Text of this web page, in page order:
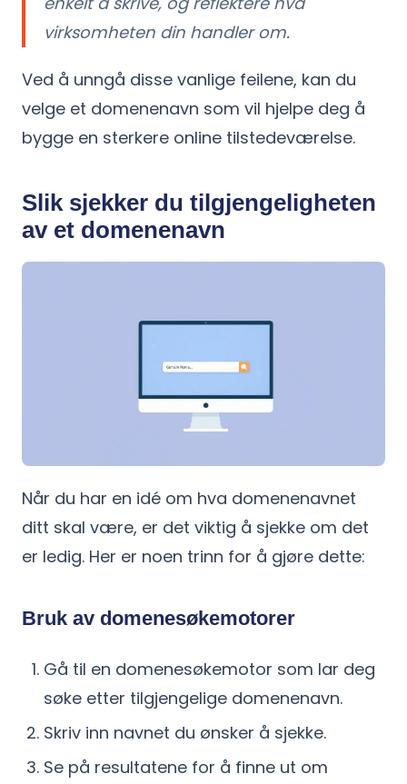
virksomheten din handler om.
Ved å unngå disse vanlige feilene, kan du
velge et domenenavn som vil hjelpe deg å
bygge en sterkere online tilstedeværelse.
Slik sjekker du tilgjengeligheten
av et domenenavn
Når du har en idé om hva domenenavnet
ditt skal være, er det viktig å sjekke om det
er ledig. Her er noen trinn for å gjøre dette:
Bruk av domenesøkemotorer
Gå til en domenesøkemotor som lar deg
søke etter tilgjengelige domenenavn.
Skriv inn navnet du ønsker å sjekke.
Se på resultatene for å finne ut om